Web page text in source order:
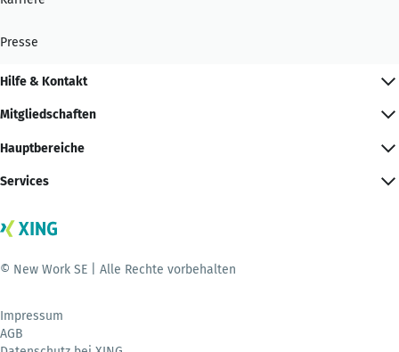
Presse
Hilfe & Kontakt
Mitgliedschaften
Hauptbereiche
Services
© New Work SE | Alle Rechte vorbehalten
Impressum
AGB